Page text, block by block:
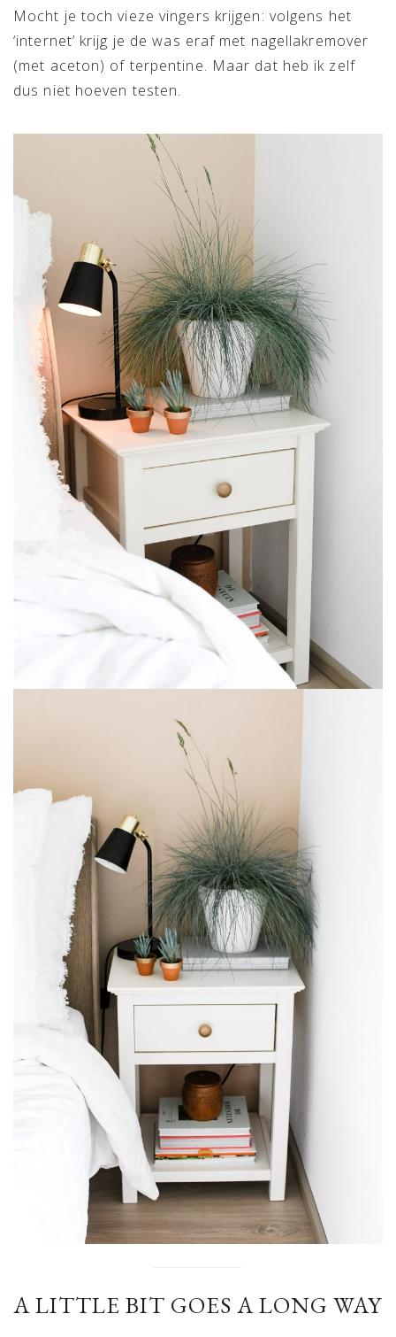
Mocht je toch vieze vingers krijgen: volgens het
‘internet’ krijg je de was eraf met nagellakremover
(met aceton) of terpentine. Maar dat heb ik zelf
dus niet hoeven testen.
A LITTLE BIT GOES A LONG WAY